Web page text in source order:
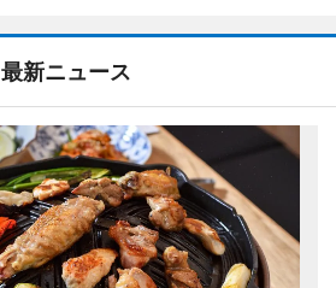
最新ニュース